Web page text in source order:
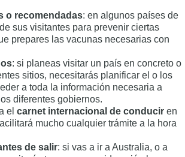
o recomendadas: en algunos países de
sus visitantes para prevenir ciertas
prepares las vacunas necesarias con
: si planeas visitar un país en concreto o
sitios, necesitarás planificar el o los
a toda la información necesaria a
diferentes gobiernos.
el carnet internacional de conducir en
mucho cualquier trámite a la hora
de salir: si vas a ir a Australia, o a